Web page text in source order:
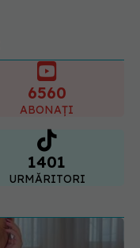
6560
ABONAȚI
1401
URMĂRITORI